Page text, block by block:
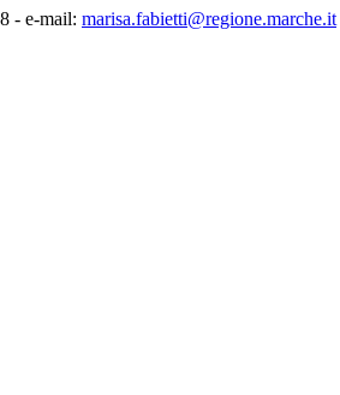
- e-mail: marisa.fabietti@regione.marche.it